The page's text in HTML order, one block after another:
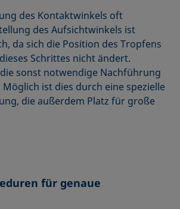
des Kontaktwinkels oft
des Aufsichtwinkels ist
da sich die Position des Tropfens
Schrittes nicht ändert.
sonst notwendige Nachführung
ist dies durch eine spezielle
die außerdem Platz für große
für genaue